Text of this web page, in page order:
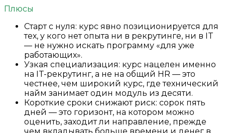
Плюсы
Старт с нуля: курс явно позиционируется для
тех, у кого нет опыта ни в рекрутинге, ни в IT
— не нужно искать программу «для уже
работающих».
Узкая специализация: курс нацелен именно
на IT-рекрутинг, а не на общий HR — это
честнее, чем широкий курс, где технический
найм занимает один модуль из десяти.
Короткие сроки снижают риск: сорок пять
дней — это горизонт, на котором можно
оценить, заходит ли направление, прежде